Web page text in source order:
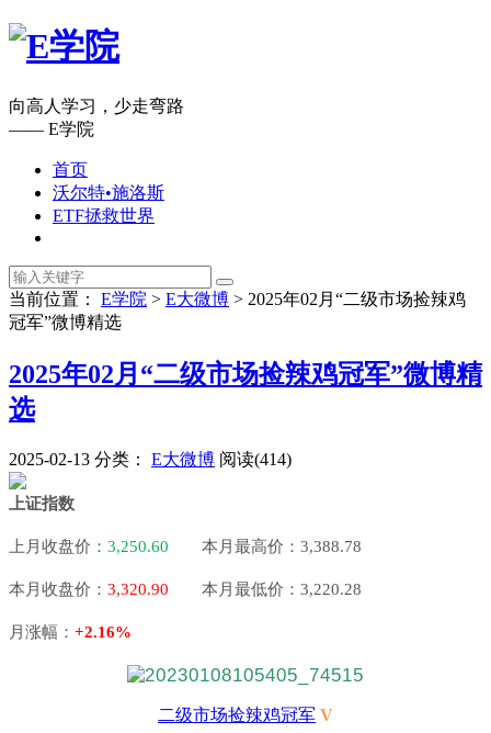
向高人学习，少走弯路
—— E学院
首页
沃尔特•施洛斯
ETF拯救世界
当前位置： E学院 > E大微博 > 2025年02月“二级市场捡辣鸡
冠军”微博精选
2025年02月“二级市场捡辣鸡冠军”微博精
选
2025-02-13 分类： E大微博 阅读(414)
上证指数
上月收盘价： 3,250.60 本月最高价：3,388.78
本月收盘价： 3,320.90 本月最低价：3,220.28
月涨幅： +2.16%
二级市场捡辣鸡冠军 V